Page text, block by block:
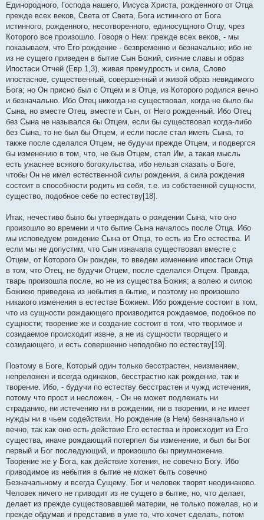
Единородного, Господа нашего, Иисуса Христа, рожденного от Отца
прежде всех веков, Света от Света, Бога истинного от Бога
истинного, рожденного, несотворенного, единосущного Отцу, чрез
Которого все произошло. Говоря о Нем: прежде всех веков, - мы
показываем, что Его рождение - безвременно и безначально; ибо не
из не сущего приведен в бытие Сын Божий, сияние славы и образ
Ипостаси Отчей (Евр.1,3), живая премудрость и сила, Слово
ипостасное, существенный, совершенный и живой образ невидимого
Бога; но Он присно был с Отцем и в Отце, из Которого родился вечно
и безначально. Ибо Отец никогда не существовал, когда не было бы
Сына, но вместе Отец, вместе и Сын, от Него рожденный. Ибо Отец
без Сына не назывался бы Отцем, если бы существовал когда-либо
без Сына, то не был бы Отцем, и если после стал иметь Сына, то
также после сделался Отцем, не будучи прежде Отцем, и подвергся
бы изменению в том, что, не быв Отцем, стал Им, а такая мысль
есть ужаснее всякого богохульства, ибо нельзя сказать о Боге,
чтобы Он не имел естественной силы рождения, а сила рождения
состоит в способности родить из себя, т.е. из собственной сущности,
существо, подобное себе по естеству[18].
Итак, нечестиво было бы утверждать о рождении Сына, что оно
произошло во времени и что бытие Сына началось после Отца. Ибо
мы исповедуем рождение Сына от Отца, то есть из Его естества. И
если мы не допустим, что Сын изначала существовал вместе с
Отцем, от Которого Он рожден, то введем изменение ипостаси Отца
в том, что Отец, не будучи Отцем, после сделался Отцем. Правда,
тварь произошла после, но не из существа Божия; а волею и силою
Божиею приведена из небытия в бытие, и поэтому не произошло
никакого изменения в естестве Божием. Ибо рождение состоит в том,
что из сущности рождающего производится рождаемое, подобное по
сущности; творение же и создание состоит в том, что творимое и
созидаемое происходит извне, а не из сущности творящего и
созидающего, и есть совершенно неподобно по естеству[19].
Поэтому в Боге, Который один только бесстрастен, неизменяем,
непреложен и всегда одинаков, бесстрастно как рождение, так и
творение. Ибо, - будучи по естеству бесстрастен и чужд истечения,
потому что прост и несложен, - Он не может подлежать ни
страданию, ни истечению ни в рождении, ни в творении, и не имеет
нужды ни в чьем содействии. Но рождение (в Нем) безначально и
вечно, так как оно есть действие Его естества и происходит из Его
существа, иначе рождающий потерпел бы изменение, и был бы Бог
первый и Бог последующий, и произошло бы приумножение.
Творение же у Бога, как действие хотения, не совечно Богу. Ибо
приводимое из небытия в бытие не может быть совечно
Безначальному и всегда Сущему. Бог и человек творят неодинаково.
Человек ничего не приводит из не сущего в бытие, но, что делает,
делает из прежде существовавшей материи, не только пожелав, но и
прежде обдумав и представив в уме то, что хочет сделать, потом